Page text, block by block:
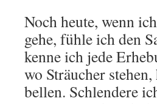
Noch heute, wenn
gehe, fühle ich den
kenne ich jede
wo Sträucher
bellen. Schlendere